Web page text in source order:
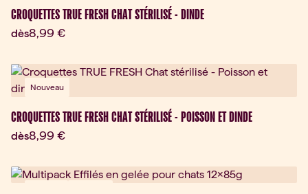
CROQUETTES TRUE FRESH CHAT STÉRILISÉ - DINDE
dèsPrix actuel:
8,99 €
Nouveau
CROQUETTES TRUE FRESH CHAT STÉRILISÉ - POISSON ET DINDE
dèsPrix actuel:
8,99 €